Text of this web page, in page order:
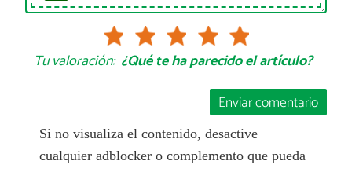
Tu valoración: ¿Qué te ha parecido el artículo?
Enviar comentario
Si no visualiza el contenido, desactive
cualquier adblocker o complemento que pueda